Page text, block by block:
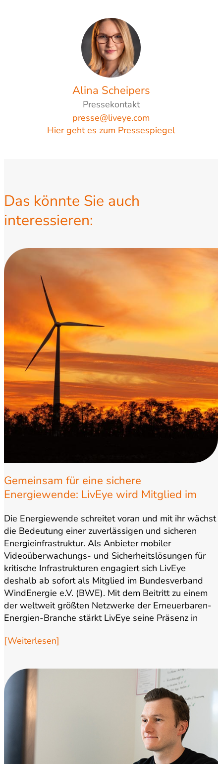
Alina Scheipers
Pressekontakt
presse@liveye.com
Hier geht es zum Pressespiegel
Das könnte Sie auch
interessieren:
Gemeinsam für eine sichere
Energiewende: LivEye wird Mitglied im
Die Energiewende schreitet voran und mit ihr wächst
die Bedeutung einer zuverlässigen und sicheren
Energieinfrastruktur. Als Anbieter mobiler
Videoüberwachungs- und Sicherheitslösungen für
kritische Infrastrukturen engagiert sich LivEye
deshalb ab sofort als Mitglied im Bundesverband
WindEnergie e.V. (BWE). Mit dem Beitritt zu einem
der weltweit größten Netzwerke der Erneuerbaren-
Energien-Branche stärkt LivEye seine Präsenz in
[Weiterlesen]